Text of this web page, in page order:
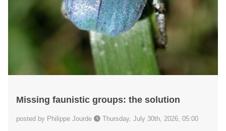
Missing faunistic groups: the solution
posted by Philippe Jourde Thursday, July 30th, 2026, 05:00